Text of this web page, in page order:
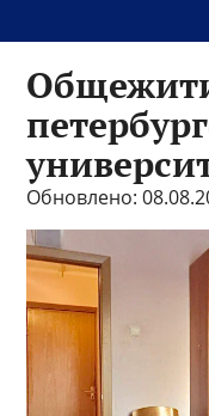
Обновлено: